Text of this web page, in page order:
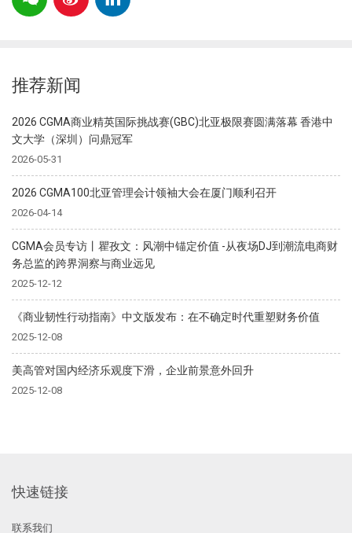
推荐新闻
2026 CGMA商业精英国际挑战赛(GBC)北亚极限赛圆满落幕 香港中
文大学（深圳）问鼎冠军
2026-05-31
2026 CGMA100北亚管理会计领袖大会在厦门顺利召开
2026-04-14
CGMA会员专访丨瞿孜文：风潮中锚定价值 -从夜场DJ到潮流电商财
务总监的跨界洞察与商业远见
2025-12-12
《商业韧性行动指南》中文版发布：在不确定时代重塑财务价值
2025-12-08
美高管对国内经济乐观度下滑，企业前景意外回升
2025-12-08
快速链接
联系我们